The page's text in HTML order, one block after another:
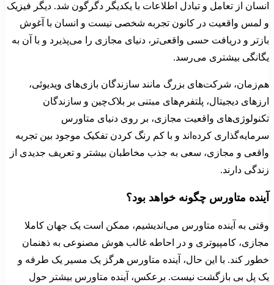
انسان از تعامل و تبادل اطلاعات با یکدیگر دگرگون شد. دیگر فیزیک
و لمس واقعیت در کانون تجربه شخصی نیست و انسان با آغوش
بازتر و دریافت حسی واقعی‌تر، دنیای مجازی را می‌پذیرد و با آن به
یگانگی بیشتری می‌رسد.
هم‌زمان، شرکت‌های بزرگ مانند سازندگان بازی‌های ویدیوئی،
ارزهای دیجیتال، پلتفرم‌های مبتنی بر بلاک‌چین و سازندگان
تکنولوژی‌های واقعیت مجازی، بر روی دنیای متاورس
سرمایه‌گذاری کرده‌اند و با کم رنگ کردن تفکیک موجود بین تجربه
واقعی و مجازی، سعی به جذب مخاطبان بیشتر و تعریف جدیدی از
زندگی دارند.
آینده متاورس چگونه خواهد بود؟
وقتی به آینده متاورس می‌اندیشیم، ممکن است یک جهان کاملا
مجازی، کامپیوتری و در احاطه غالب هوش مصنوعی به ذهنمان
خطور کند. با این حال، آینده متاورس هرگز یک مسیر یک طرفه و
یک پل بی ‌بازگشت نیست. برعکس، آینده متاورس بیشتر حول